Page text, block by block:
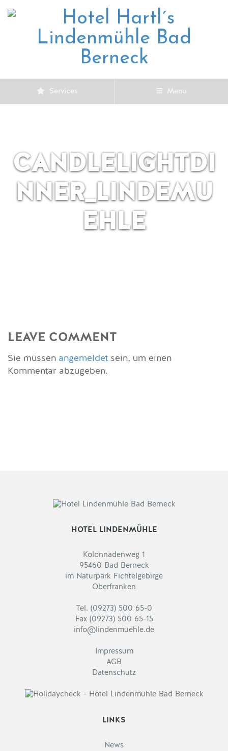
Services Menu
CANDLELIGHTDI
NNER_LINDEMU
EHLE
LEAVE COMMENT
Sie müssen angemeldet sein, um einen
Kommentar abzugeben.
HOTEL LINDENMÜHLE
Kolonnadenweg 1
95460 Bad Berneck
im Naturpark Fichtelgebirge
Oberfranken
Tel. (09273) 500 65-0
Fax (09273) 500 65-15
info@lindenmuehle.de
Impressum
AGB
Datenschutz
LINKS
News